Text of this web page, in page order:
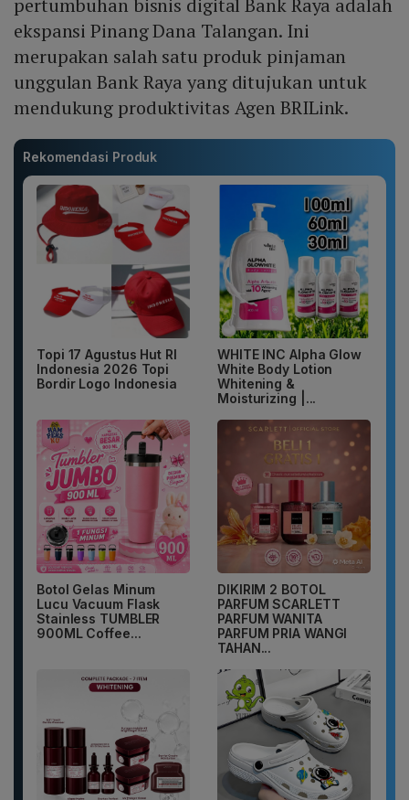
pertumbuhan bisnis digital Bank Raya adalah
ekspansi Pinang Dana Talangan. Ini
merupakan salah satu produk pinjaman
unggulan Bank Raya yang ditujukan untuk
mendukung produktivitas Agen BRILink.
Rekomendasi Produk
Topi 17 Agustus Hut RI
Indonesia 2026 Topi
Bordir Logo Indonesia
WHITE INC Alpha Glow
White Body Lotion
Whitening &
Moisturizing |...
Botol Gelas Minum
Lucu Vacuum Flask
Stainless TUMBLER
900ML Coffee...
DIKIRIM 2 BOTOL
PARFUM SCARLETT
PARFUM WANITA
PARFUM PRIA WANGI
TAHAN...